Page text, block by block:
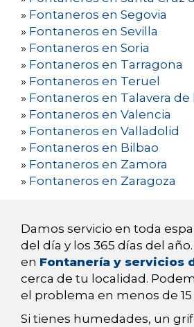
» Fontaneros en Segovia
» Fontaneros en Sevilla
» Fontaneros en Soria
» Fontaneros en Tarragona
» Fontaneros en Teruel
» Fontaneros en Talavera de
» Fontaneros en Valencia
» Fontaneros en Valladolid
» Fontaneros en Bilbao
» Fontaneros en Zamora
» Fontaneros en Zaragoza
Damos servicio en toda
del día y los 365 días del
en Fontanería y servicios
cerca de tu localidad.
el problema en menos de
Si tienes humedades, un